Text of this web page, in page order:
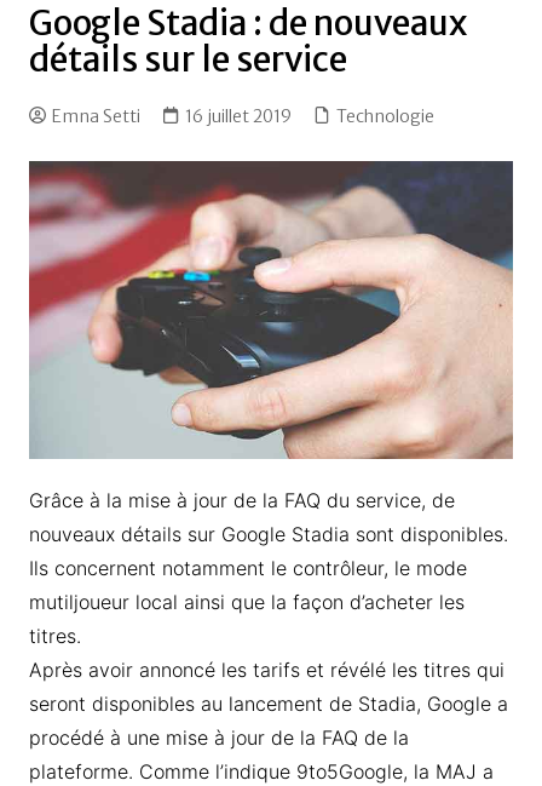
Google Stadia : de nouveaux
détails sur le service
Emna Setti 16 juillet 2019 Technologie
Grâce à la mise à jour de la FAQ du service, de
nouveaux détails sur Google Stadia sont disponibles.
Ils concernent notamment le contrôleur, le mode
mutiljoueur local ainsi que la façon d’acheter les
titres.
Après avoir annoncé les tarifs et révélé les titres qui
seront disponibles au lancement de Stadia, Google a
procédé à une mise à jour de la FAQ de la
plateforme. Comme l’indique 9to5Google, la MAJ a